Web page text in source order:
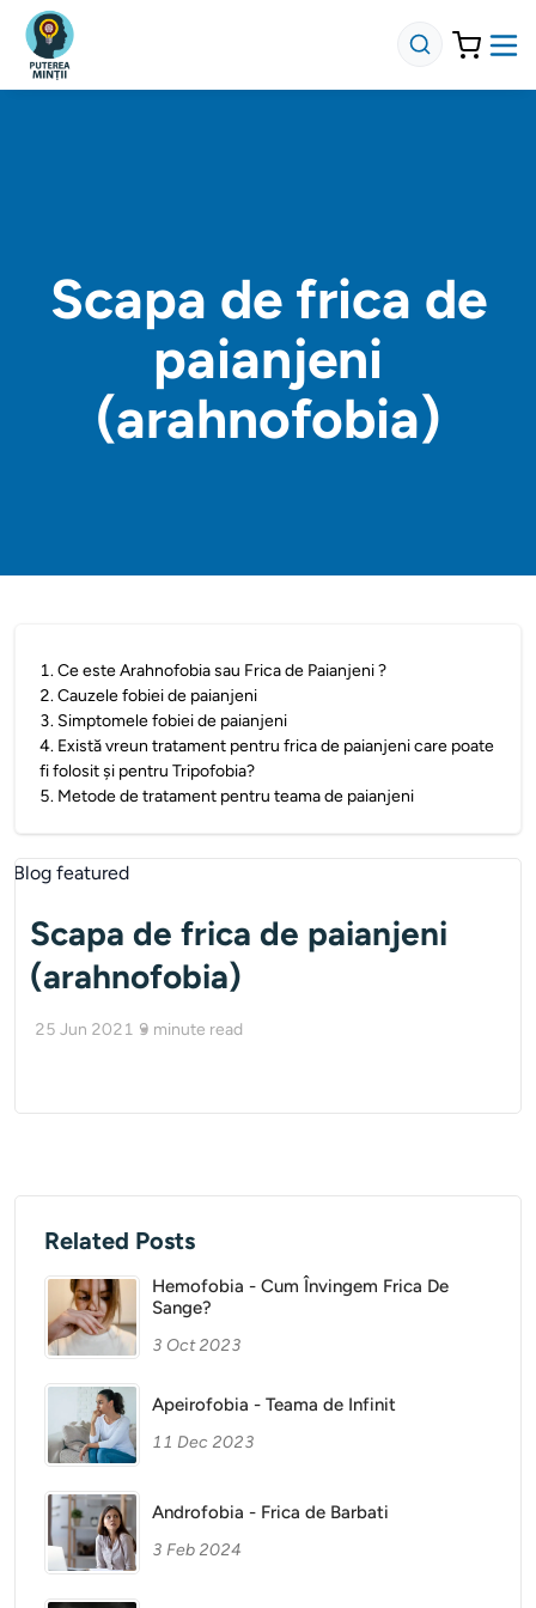
Scapa de frica de
paianjeni
(arahnofobia)
1.Ce este Arahnofobia sau Frica de Paianjeni ?
2.Cauzele fobiei de paianjeni
3. Simptomele fobiei de paianjeni
4. Există vreun tratament pentru frica de paianjeni care poate
fi folosit și pentru Tripofobia?
5. Metode de tratament pentru teama de paianjeni
Scapa de frica de paianjeni
(arahnofobia)
25 Jun 2021 9 minute read
Related Posts
Hemofobia - Cum Învingem Frica De
Sange?
3 Oct 2023
Apeirofobia - Teama de Infinit
11 Dec 2023
Androfobia - Frica de Barbati
3 Feb 2024